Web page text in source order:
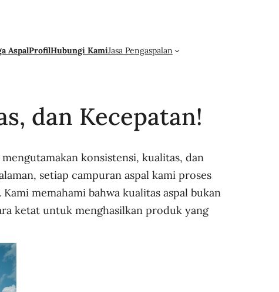
AspalProfilHubungi KamiJasa Pengaspalan
dan Kecepatan!
konsistensi, kualitas, dan
setiap campuran aspal kami proses
memahami bahwa kualitas aspal bukan
ketat untuk menghasilkan produk yang